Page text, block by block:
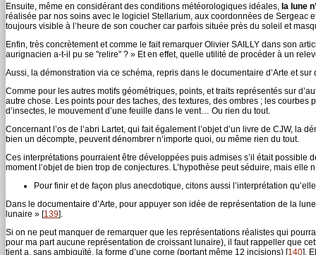
Ensuite, même en considérant des conditions météorologiques idéales, la lune
réalisée par nos soins avec le logiciel Stellarium, aux coordonnées de Sergeac
toujours visible à l’heure de son coucher car parfois située près du soleil et
Enfin, très concrètement et comme le fait remarquer Olivier SAILLY dans son
aurignacien a-t-il pu se "relire" ? » Et en effet, quelle utilité de procéder à un
Aussi, la démonstration via ce schéma, repris dans le documentaire d’Arte et sur
Comme pour les autres motifs géométriques, points, et traits représentés sur
autre chose. Les points pour des taches, des textures, des ombres ; les courbes
d’insectes, le mouvement d’une feuille dans le vent… Ou rien du tout.
Concernant l’os de l’abri Lartet, qui fait également l’objet d’un livre de CJW, la
bien un décompte, peuvent dénombrer n’importe quoi, ou même rien du tout.
Ces interprétations pourraient être développées puis admises s’il était
moment l’objet de bien trop de conjectures. L’hypothèse peut séduire, mais elle
Pour finir et de façon plus anecdotique, citons aussi l’interprétation
Dans le documentaire d’Arte, pour appuyer son idée de représentation de la
lunaire » [139]
Si on ne peut manquer de remarquer que les représentations réalistes qui
pour ma part aucune représentation de croissant lunaire), il faut rappeller que
tient a, sans ambiguïté, la forme d’une corne (portant même 12 incisions) [140] .